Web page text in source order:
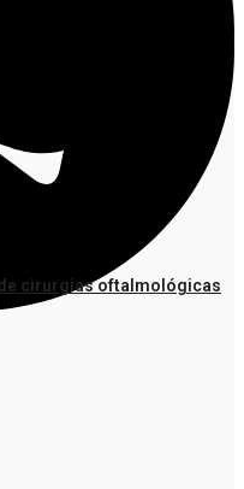
cirurgias oftalmológicas